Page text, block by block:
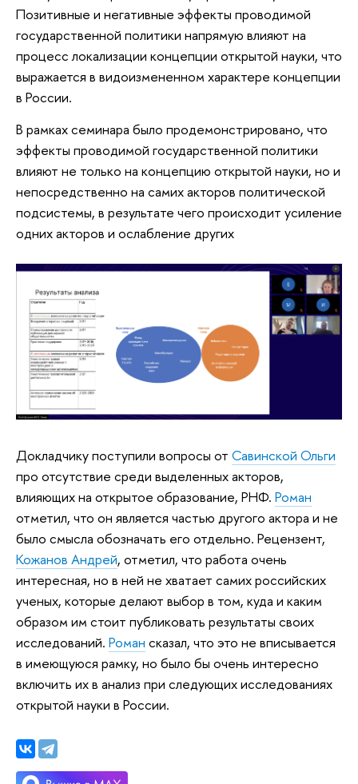
Позитивные и негативные эффекты проводимой
государственной политики напрямую влияют на
процесс локализации концепции открытой науки, что
выражается в видоизмененном характере концепции
в России.
В рамках семинара было продемонстрировано, что
эффекты проводимой государственной политики
влияют не только на концепцию открытой науки, но и
непосредственно на самих акторов политической
подсистемы, в результате чего происходит усиление
одних акторов и ослабление других
Докладчику поступили вопросы от Савинской Ольги
про отсутствие среди выделенных акторов,
влияющих на открытое образование, РНФ. Роман
отметил, что он является частью другого актора и не
было смысла обозначать его отдельно. Рецензент,
Кожанов Андрей, отметил, что работа очень
интересная, но в ней не хватает самих российских
ученых, которые делают выбор в том, куда и каким
образом им стоит публиковать результаты своих
исследований. Роман сказал, что это не вписывается
в имеющуюся рамку, но было бы очень интересно
включить их в анализ при следующих исследованиях
открытой науки в России.